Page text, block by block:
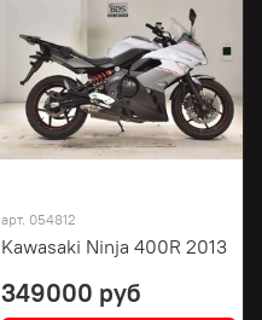
арт. 054812
Kawasaki Ninja 400R 2013
349000 руб